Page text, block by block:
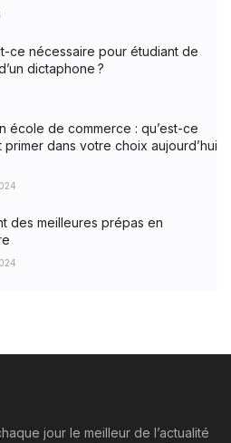
ce nécessaire pour étudiant de
dictaphone ?
école de commerce : qu’est-ce
primer dans votre choix aujourd’hui
des meilleures prépas en
jour le meilleur de l’actualité